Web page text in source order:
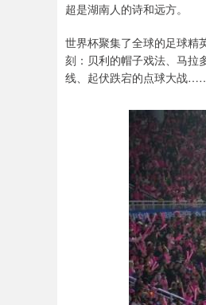
超是湖南人的诗和远方。
世界杯聚集了全球的足球精
刻：贝利的帽子戏法、马拉
线、起伏跌宕的点球大战